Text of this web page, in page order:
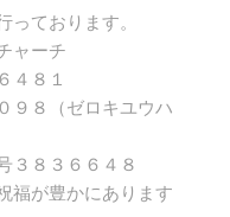
ております。
ャーチ
４８１
９８（ゼロキユウハ
８３６６４８
福が豊かにあります